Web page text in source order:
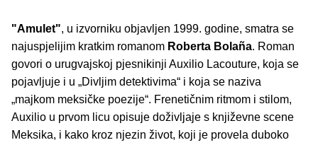
"Amulet", u izvorniku objavljen 1999. godine, smatra se
najuspjelijim kratkim romanom Roberta Bolaña. Roman
govori o urugvajskoj pjesnikinji Auxilio Lacouture, koja se
pojavljuje i u „Divljim detektivima“ i koja se naziva
„majkom meksičke poezije“. Frenetičnim ritmom i stilom,
Auxilio u prvom licu opisuje doživljaje s književne scene
Meksika, i kako kroz njezin život, koji je provela duboko